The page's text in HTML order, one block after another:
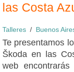
las Costa
Talleres Buenos
Te presentamos
Škoda en las
web